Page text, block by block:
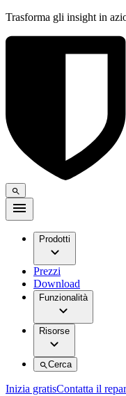
Trasforma gli insight in
Prodotti
Prezzi
Download
Funzionalità
Risorse
Cerca
Inizia gratisContatta il